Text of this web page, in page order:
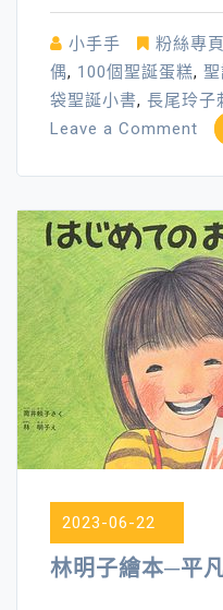
小手手 粉絲專
偶, 100個聖誕蛋糕,
袋聖誕小書, 長尾玲子
Leave a Comment on
聖
誕
節
的
理
由
Ⅰ
～
2023-06-22
林明子繪本─平